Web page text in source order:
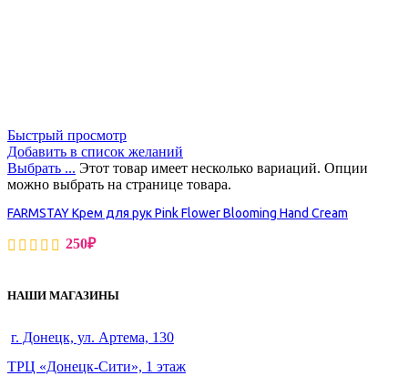
Быстрый просмотр
Добавить в список желаний
Выбрать ... Этот товар имеет несколько вариаций. Опции
можно выбрать на странице товара.
FARMSTAY Крем для рук Pink Flower Blooming Hand Cream
250₽
НАШИ МАГАЗИНЫ
г. Донецк, ул. Артема, 130
ТРЦ «Донецк-Сити», 1 этаж